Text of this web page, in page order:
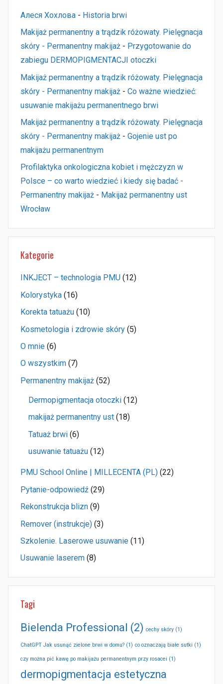
Алеся Хохлова - Historia brwi
Makijaż permanentny a trądzik różowaty. Pielęgnacja
skóry - Permanentny makijaż - Przygotowanie do
zabiegu DERMOPIGMENTACJI otoczki
Makijaż permanentny a trądzik różowaty. Pielęgnacja
skóry - Permanentny makijaż - Co ważne wiedzieć:
usuwanie makijażu permanentnego brwi
Makijaż permanentny a trądzik różowaty. Pielęgnacja
skóry - Permanentny makijaż - Gojenie ust po
makijażu permanentnym
Profilaktyka onkologiczna kobiet i mężczyzn w
Polsce – co warto wiedzieć i kiedy się badać -
Permanentny makijaż - Makijaż permanentny ust
Wrocław
Kategorie
INKJECT – technologia PMU (12)
Kolorystyka (16)
Korekta tatuażu (10)
Kosmetologia i zdrowie skóry (5)
O mnie (6)
O wszystkim (7)
Permanentny makijaż (52)
Dermopigmentacja otoczki (12)
makijaż permanentny ust (18)
Tatuaż brwi (6)
usuwanie tatuażu (12)
PMU School Online | MILLECENTA (PL) (22)
Pytanie-odpowiedź (29)
Rekonstrukcja blizn (9)
Remover (instrukcje) (3)
Szkolenie. Laserowe usuwanie (11)
Usuwanie laserem (8)
Tagi
Bielenda Professional (2) cechy skóry (1)
ChatGPT Jak usunąć zielone brwi w domu? (1) co oznaczają białe sutki (1)
czy można pić kawę po makijażu permanentnym przy rosacei (1)
dermopigmentacja estetyczna